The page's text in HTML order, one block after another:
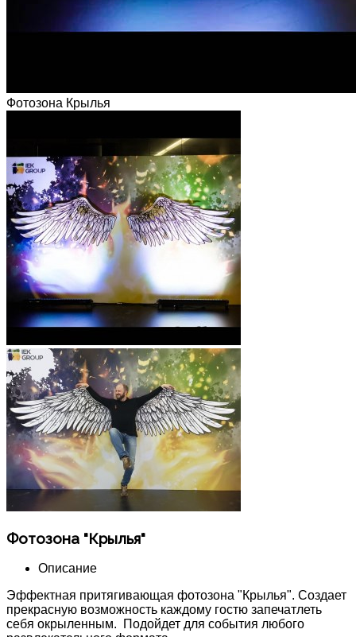
Фотозона Крылья
Фотозона "Крылья"
Описание
Эффектная притягивающая фотозона "Крылья". Создает
прекрасную возможность каждому гостю запечатлеть
себя окрыленным. Подойдет для события любого